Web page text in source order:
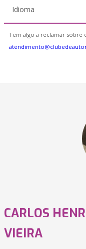
Idioma
Tem algo a reclamar sobre
CARLOS
VIEIRA